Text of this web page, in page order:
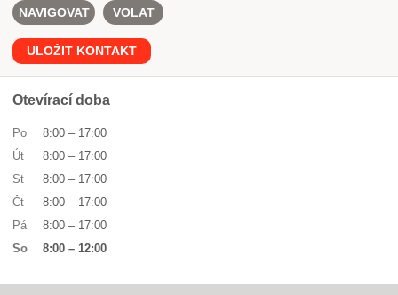
NAVIGOVAT VOLAT
ULOŽIT KONTAKT
Otevírací doba
Po 8:00 – 17:00
Út
8:00 – 17:00
St
8:00 – 17:00
Čt
8:00 – 17:00
Pá
8:00 – 17:00
So
8:00 – 12:00